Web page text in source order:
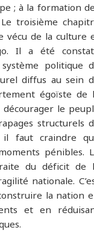
; à la formation
troisième
vécu de la culture
Il a été
politique
diffus au sein
égoïste de
le
structurels
il faut craindre
pénibles.
du déficit de
nationale.
la nation
et en